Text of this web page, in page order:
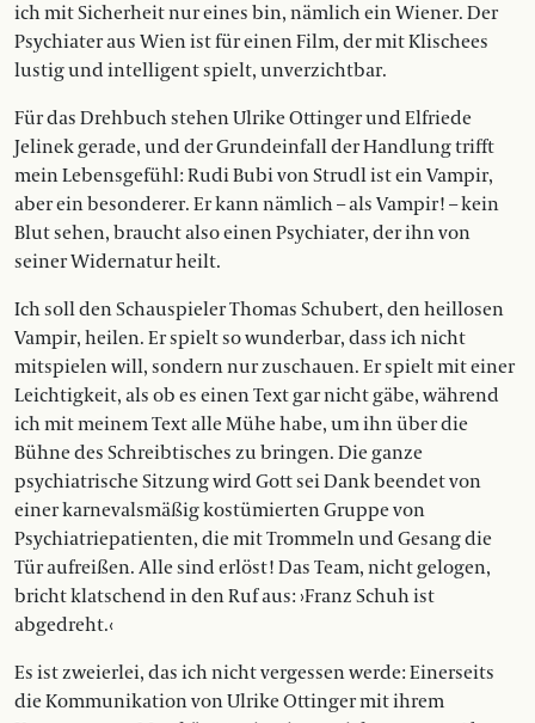
ich mit Sicherheit nur eines bin, nämlich ein Wiener. Der
Psychiater aus Wien ist für einen Film, der mit Klischees
lustig und intelligent spielt, unverzichtbar.
Für das Drehbuch stehen Ulrike Ottinger und Elfriede
Jelinek gerade, und der Grundeinfall der Handlung trifft
mein Lebensgefühl: Rudi Bubi von Strudl ist ein Vampir,
aber ein besonderer. Er kann nämlich – als Vampir! – kein
Blut sehen, braucht also einen Psychiater, der ihn von
seiner Widernatur heilt.
Ich soll den Schauspieler Thomas Schubert, den heillosen
Vampir, heilen. Er spielt so wunderbar, dass ich nicht
mitspielen will, sondern nur zuschauen. Er spielt mit einer
Leichtigkeit, als ob es einen Text gar nicht gäbe, während
ich mit meinem Text alle Mühe habe, um ihn über die
Bühne des Schreibtisches zu bringen. Die ganze
psychiatrische Sitzung wird Gott sei Dank beendet von
einer karnevalsmäßig kostümierten Gruppe von
Psychiatriepatienten, die mit Trommeln und Gesang die
Tür aufreißen. Alle sind erlöst! Das Team, nicht gelogen,
bricht klatschend in den Ruf aus: ›Franz Schuh ist
abgedreht.‹
Es ist zweierlei, das ich nicht vergessen werde: Einerseits
die Kommunikation von Ulrike Ottinger mit ihrem